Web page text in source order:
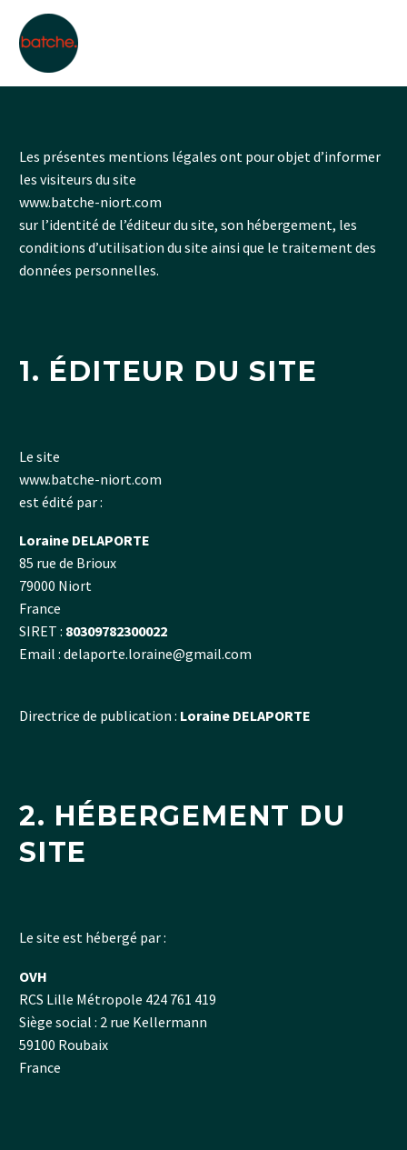
Les présentes mentions légales ont pour objet d’informer
les visiteurs du site
www.batche-niort.com
sur l’identité de l’éditeur du site, son hébergement, les
conditions d’utilisation du site ainsi que le traitement des
données personnelles.
1. ÉDITEUR DU SITE
Le site
www.batche-niort.com
est édité par :
Loraine DELAPORTE
85 rue de Brioux
79000 Niort
France
SIRET : 80309782300022
Email : delaporte.loraine@gmail.com
Directrice de publication : Loraine DELAPORTE
2. HÉBERGEMENT DU
SITE
Le site est hébergé par :
OVH
RCS Lille Métropole 424 761 419
Siège social : 2 rue Kellermann
59100 Roubaix
France